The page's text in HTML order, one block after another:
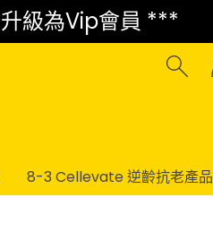
級為Vip會員 ***
8-3 Cellevate 逆齡抗老產品